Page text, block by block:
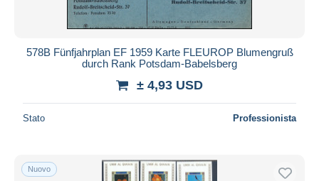
578B Fünfjahrplan EF 1959 Karte FLEUROP Blumengruß
durch Rank Potsdam-Babelsberg
± 4,93 USD
Stato Professionista
Nuovo